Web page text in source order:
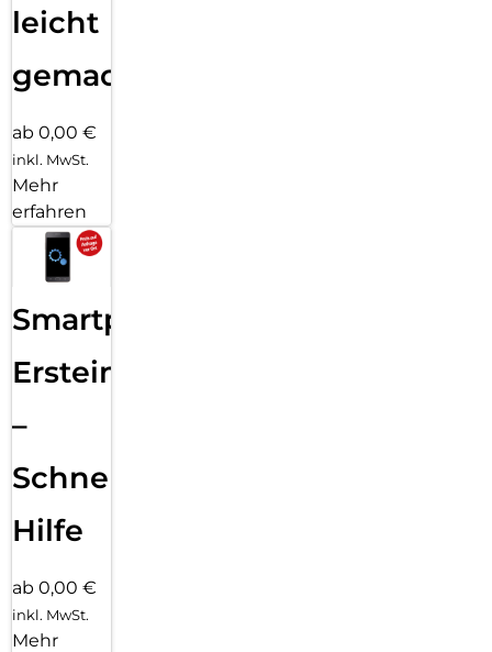
leicht
gemacht!
ab 0,00 €
inkl. MwSt.
Mehr
erfahren
Smartphone
Ersteinrichtung
–
Schnelle
Hilfe
ab 0,00 €
inkl. MwSt.
Mehr